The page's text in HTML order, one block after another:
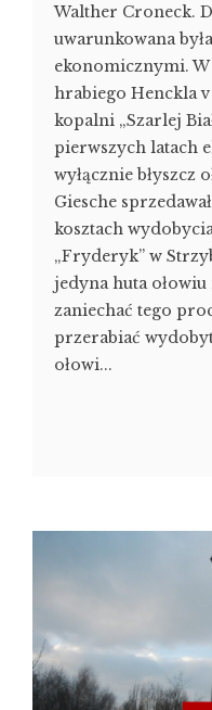
Walther Croneck.
uwarunkowana
ekonomicznymi. W
hrabiego Henckla
kopalni „Szarlej
pierwszych latach
wyłącznie błyszcz
Giesche
kosztach
„Fryderyk” w
jedyna huta
zaniechać tego
przerabiać
ołowi...